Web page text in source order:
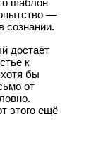
шаблон
—
сознании.
достаёт
к
бы
от
этого ещё